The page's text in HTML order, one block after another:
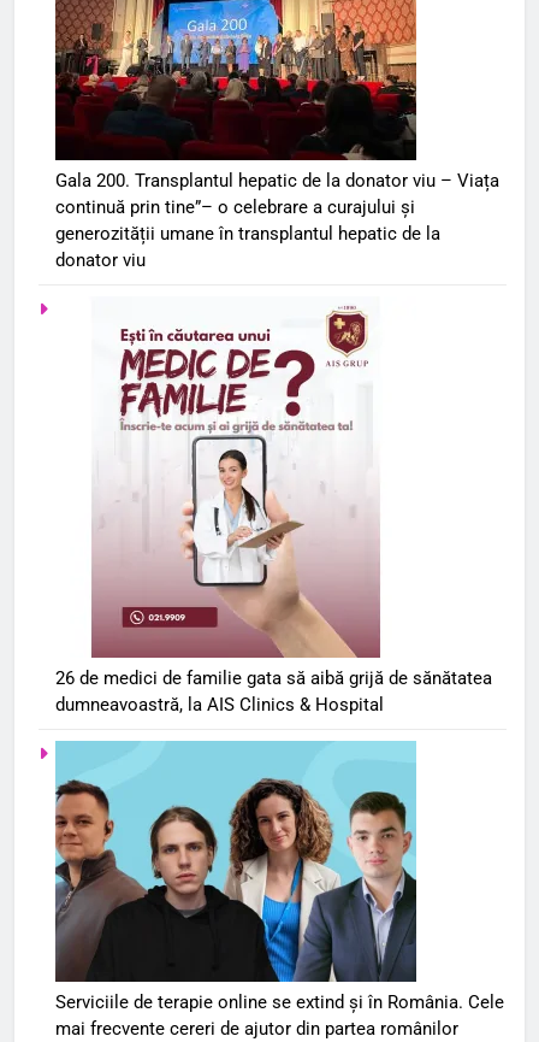
Gala 200. Transplantul hepatic de la donator viu – Viața
continuă prin tine”– o celebrare a curajului și
generozității umane în transplantul hepatic de la
donator viu
26 de medici de familie gata să aibă grijă de sănătatea
dumneavoastră, la AIS Clinics & Hospital
Serviciile de terapie online se extind și în România. Cele
mai frecvente cereri de ajutor din partea românilor